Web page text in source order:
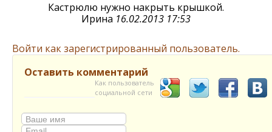
Кастрюлю нужно накрыть крышкой.
Ирина 16.02.2013 17:53
Войти как зарегистрированный пользователь.
Оставить комментарий
Как пользователь
социальной сети